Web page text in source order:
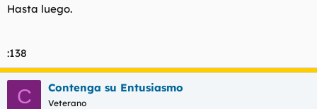
Hasta luego.
:138
C Contenga su Entusiasmo
Veterano